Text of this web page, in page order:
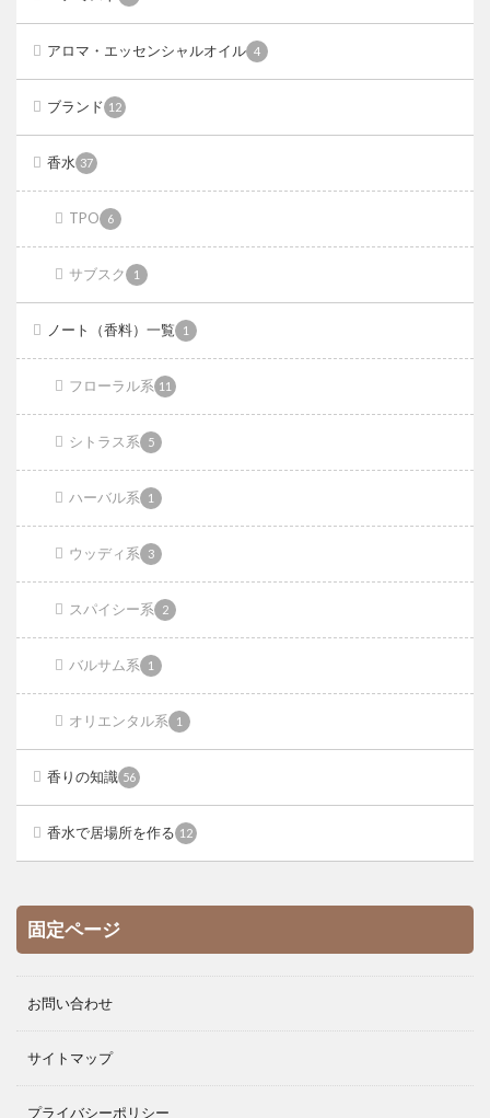
アロマ・エッセンシャルオイル 4
ブランド 12
香水 37
TPO 6
サブスク 1
ノート（香料）一覧 1
フローラル系 11
シトラス系 5
ハーバル系 1
ウッディ系 3
スパイシー系 2
バルサム系 1
オリエンタル系 1
香りの知識 56
香水で居場所を作る 12
固定ページ
お問い合わせ
サイトマップ
プライバシーポリシー